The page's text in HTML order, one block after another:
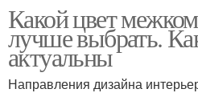
Какой цвет
лучше выбрать.
актуальны
Направления дизайна